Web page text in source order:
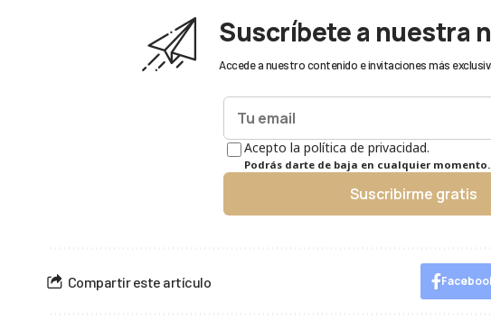
Suscríbete a nuestra
Accede a nuestro contenido e invitaciones más
Acepto la política de privacidad.
Podrás darte de baja en cualquier momento.
Suscribirme gratis
Compartir este artículo